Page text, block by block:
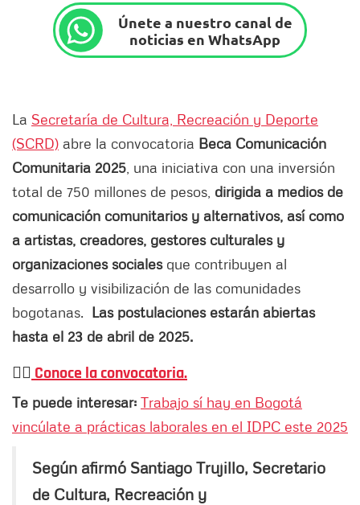
Únete a nuestro canal de
noticias en WhatsApp
La Secretaría de Cultura, Recreación y Deporte
(SCRD) abre la convocatoria Beca Comunicación
Comunitaria 2025 , una iniciativa con una inversión
total de 750 millones de pesos, dirigida a medios de
comunicación comunitarios y alternativos, así como
a artistas, creadores, gestores culturales y
organizaciones sociales que contribuyen al
desarrollo y visibilización de las comunidades
bogotanas. Las postulaciones estarán abiertas
hasta el 23 de abril de 2025.
👉🏻 Conoce la convocatoria.
Te puede interesar: Trabajo sí hay en Bogotá
vincúlate a prácticas laborales en el IDPC este 2025
Según afirmó Santiago Trujillo, Secretario
de Cultura, Recreación y